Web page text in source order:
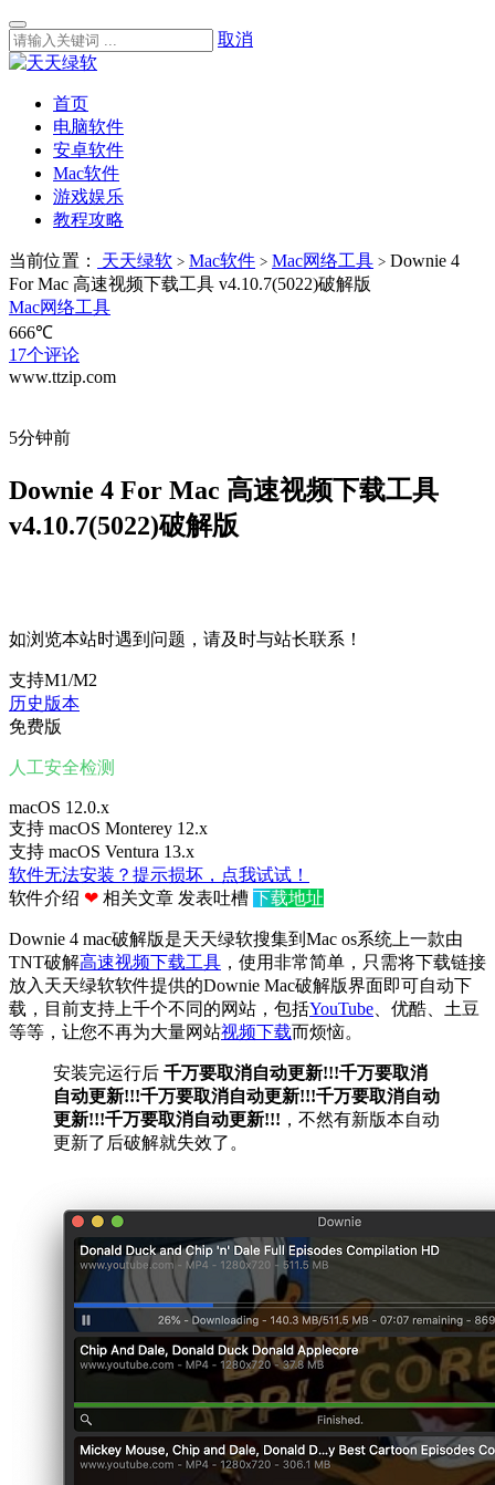
取消
首页
电脑软件
安卓软件
Mac软件
游戏娱乐
教程攻略
当前位置： 天天绿软 > Mac软件 > Mac网络工具 > Downie 4
For Mac 高速视频下载工具 v4.10.7(5022)破解版
Mac网络工具
666℃
17个评论
www.ttzip.com
5分钟前
Downie 4 For Mac 高速视频下载工具
v4.10.7(5022)破解版
如浏览本站时遇到问题，请及时与站长联系！
支持M1/M2
历史版本
免费版
人工安全检测
macOS 12.0.x
支持 macOS Monterey 12.x
支持 macOS Ventura 13.x
软件无法安装？提示损坏，点我试试！
软件介绍 ❤ 相关文章 发表吐槽 下载地址
Downie 4 mac破解版是天天绿软搜集到Mac os系统上一款由
TNT破解高速视频下载工具 ，使用非常简单，只需将下载链接
放入天天绿软软件提供的Downie Mac破解版界面即可自动下
载，目前支持上千个不同的网站，包括YouTube 、优酷、土豆
等等，让您不再为大量网站视频下载而烦恼。
安装完运行后 千万要取消自动更新!!!千万要取消
自动更新!!!千万要取消自动更新!!!千万要取消自动
更新!!!千万要取消自动更新!!! ，不然有新版本自动
更新了后破解就失效了。